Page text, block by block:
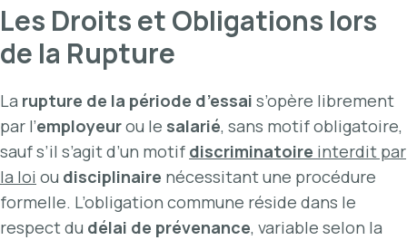
Les Droits et Obligations lors
de la Rupture
La rupture de la période d’essai s’opère librement
par l’employeurou le salarié, sans motif obligatoire,
sauf s’il s’agit d’un motif discriminatoire interdit par
la loi ou disciplinaire nécessitant une procédure
formelle. L’obligation commune réside dans le
respect du délai de prévenance, variable selon la